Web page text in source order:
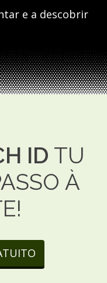
e a descobrir
ID TU
À